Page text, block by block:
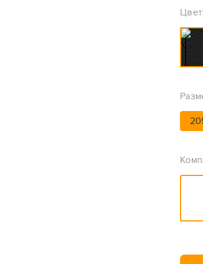
Цвет: